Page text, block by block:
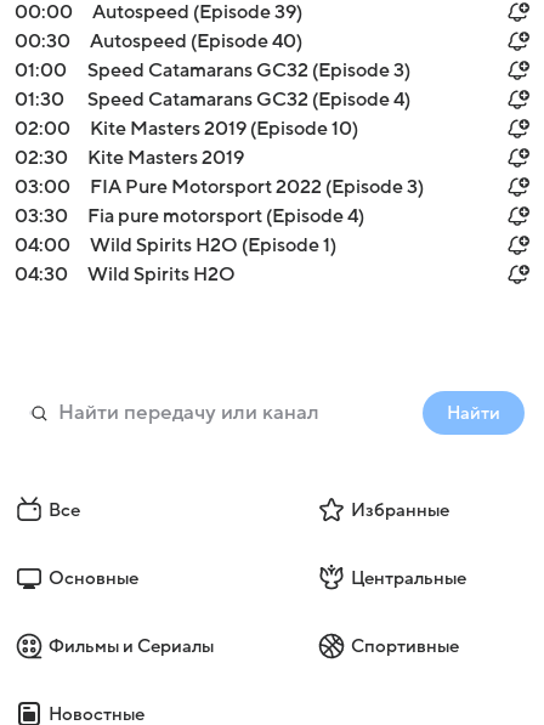
00:00
Autospeed (Episode 39)
00:30
Autospeed (Episode 40)
01:00
Speed Catamarans GC32 (Episode 3)
01:30
Speed Catamarans GC32 (Episode 4)
02:00
Kite Masters 2019 (Episode 10)
02:30
Kite Masters 2019
03:00
FIA Pure Motorsport 2022 (Episode 3)
03:30
Fia pure motorsport (Episode 4)
04:00
Wild Spirits H2O (Episode 1)
04:30
Wild Spirits H2O
Найти
Все Избранные
Основные Центральные
Фильмы и Сериалы Спортивные
Новостные